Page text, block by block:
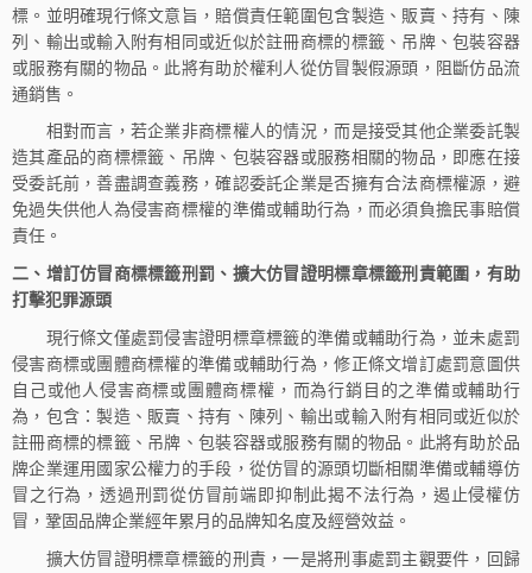
標。並明確現行條文意旨，賠償責任範圍包含製造、販賣、持有、陳
列、輸出或輸入附有相同或近似於註冊商標的標籤、吊牌、包裝容器
或服務有關的物品。此將有助於權利人從仿冒製假源頭，阻斷仿品流
通銷售。
相對而言，若企業非商標權人的情況，而是接受其他企業委託製
造其產品的商標標籤、吊牌、包裝容器或服務相關的物品，即應在接
受委託前，善盡調查義務，確認委託企業是否擁有合法商標權源，避
免過失供他人為侵害商標權的準備或輔助行為，而必須負擔民事賠償
責任。
二、增訂仿冒商標標籤刑罰、擴大仿冒證明標章標籤刑責範圍，有助
打擊犯罪源頭
現行條文僅處罰侵害證明標章標籤的準備或輔助行為，並未處罰
侵害商標或團體商標權的準備或輔助行為，修正條文增訂處罰意圖供
自己或他人侵害商標或團體商標權，而為行銷目的之準備或輔助行
為，包含：製造、販賣、持有、陳列、輸出或輸入附有相同或近似於
註冊商標的標籤、吊牌、包裝容器或服務有關的物品。此將有助於品
牌企業運用國家公權力的手段，從仿冒的源頭切斷相關準備或輔導仿
冒之行為，透過刑罰從仿冒前端即抑制此揭不法行為，遏止侵權仿
冒，鞏固品牌企業經年累月的品牌知名度及經營效益。
擴大仿冒證明標章標籤的刑責，一是將刑事處罰主觀要件，回歸